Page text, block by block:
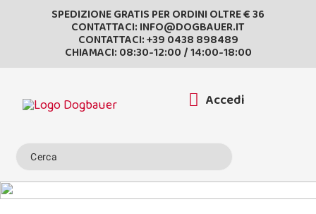
SPEDIZIONE GRATIS PER ORDINI OLTRE € 36
CONTATTACI: INFO@DOGBAUER.IT
CONTATTACI:+39 0438 898489
CHIAMACI: 08:30-12:00 / 14:00-18:00
Accedi